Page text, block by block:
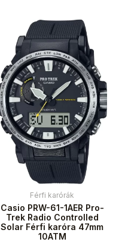
Férfi karórák
Casio PRW-61-1AER Pro-
Trek Radio Controlled
Solar Férfi karóra 47mm
10ATM